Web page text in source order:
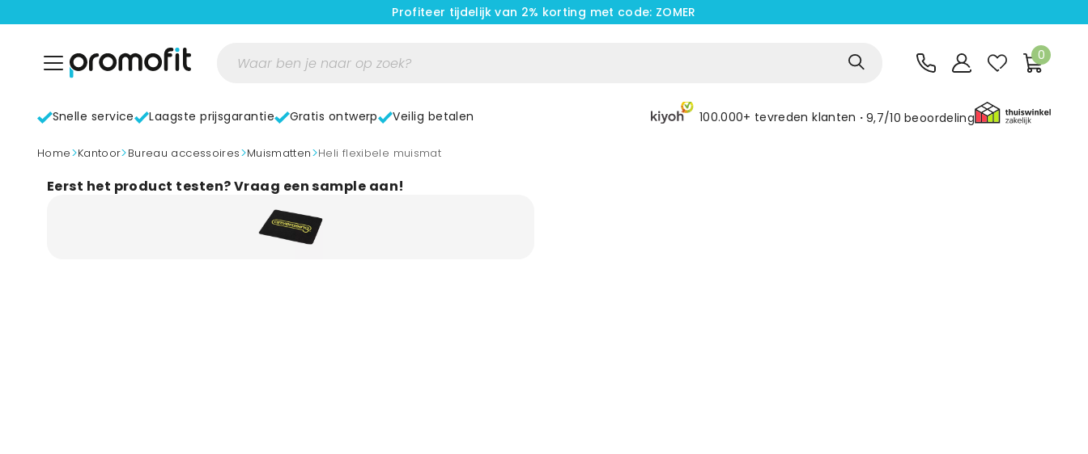
Profiteer tijdelijk van 2% korting met code: ZOMER
0
Snelle service Laagste prijsgarantie Gratis ontwerp Veilig betalen 100.000+ tevreden klanten 9,7/10 beoordeling
home> Kantoor> Bureau accessoires> Muismatten> Heli flexibele muismat
Eerst het product testen? Vraag een sample aan!